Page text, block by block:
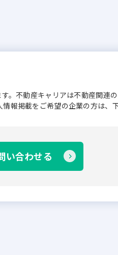
。不動産キャリアは不動産関連
報掲載をご希望の企業の方は、
い合わせる